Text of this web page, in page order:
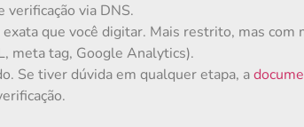
verificação via DNS.
exata que você digitar. Mais restrito, mas com
meta tag, Google Analytics).
Se tiver dúvida em qualquer etapa, a